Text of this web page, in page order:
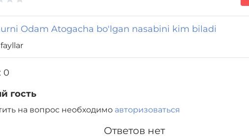
Odam Atogacha bo'lgan nasabini kim biladi
0
гость
на вопрос необходимо авторизоваться
Ответов нет